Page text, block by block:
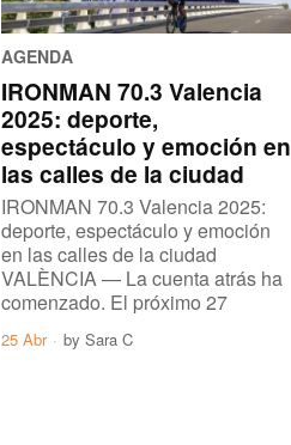
AGENDA
IRONMAN 70.3 Valencia
2025: deporte,
espectáculo y emoción en
las calles de la ciudad
IRONMAN 70.3 Valencia 2025:
deporte, espectáculo y emoción
en las calles de la ciudad
VALÈNCIA — La cuenta atrás ha
comenzado. El próximo 27
25 Abr by Sara C